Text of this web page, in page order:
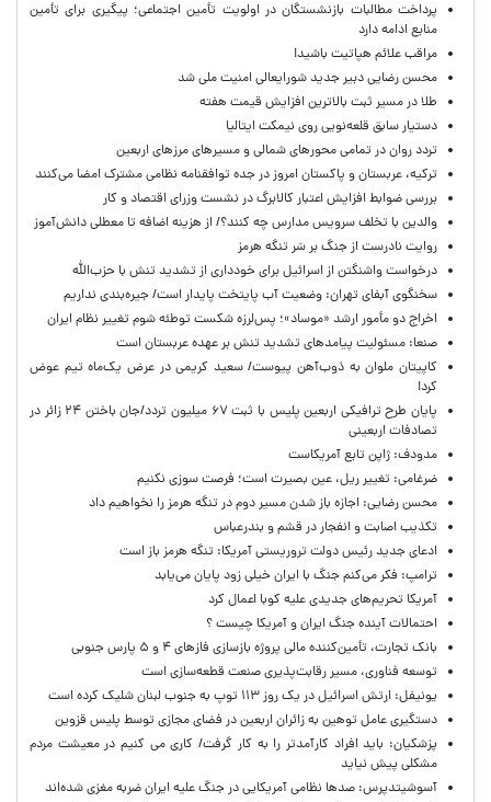
پرداخت مطالبات بازنشستگان در اولویت تأمین اجتماعی؛ پیگیری برای تأمین
منابع ادامه دارد
مراقب علائم هپاتیت باشید!
محسن رضایی دبیر جدید شورایعالی امنیت ملی شد
طلا در مسیر ثبت بالاترین افزایش قیمت هفته
دستیار سابق قلعه‌نویی روی نیمکت ایتالیا
تردد روان در تمامی محورهای شمالی و مسیرهای مرزهای اربعین
ترکیه، عربستان و پاکستان امروز در جده توافقنامه نظامی مشترک امضا می‌کنند
بررسی ضوابط افزایش اعتبار کالابرگ در نشست وزرای اقتصاد و کار
والدین با تخلف سرویس مدارس چه کنند؟/ از هزینه اضافه تا معطلی دانش‌آموز
روایت نادرست از جنگ بر سَر تنگه هرمز
درخواست واشنگتن از اسرائیل برای خودداری از تشدید تنش با حزب‌الله
سخنگوی آبفای تهران: وضعیت آب پایتخت پایدار است/ جیره‌بندی نداریم
اخراج دو مأمور ارشد «موساد»؛ پس‌لرزه شکست توطئه شوم تغییر نظام ایران
صنعا: مسئولیت پیامدهای تشدید تنش بر عهده عربستان است
کاپیتان ملوان به ذوب‌آهن پیوست/ سعید کریمی در عرض یک‌ماه تیم عوض
کرد!
پایان طرح ترافیکی اربعین پلیس با ثبت ۶۷ میلیون تردد/جان باختن ۲۴ زائر در
تصادفات اربعینی
مدودف: ژاپن تابع آمریکاست
ضرغامی: تغییر ریل، عین بصیرت است؛ فرصت سوزی نکنیم
محسن رضایی: اجازه باز شدن مسیر دوم در تنگه هرمز را نخواهیم داد
تکذیب اصابت و انفجار در قشم و بندرعباس
ادعای جدید رئیس دولت تروریستی آمریکا: تنگه هرمز باز است
ترامپ: فکر می‌کنم جنگ با ایران خیلی زود پایان می‌یابد
آمریکا تحریم‌های جدیدی علیه کوبا اعمال کرد
احتمالات آینده جنگ ایران و آمریکا چیست ؟
بانک تجارت، تأمین‌کننده مالی پروژه بازسازی فازهای ۴ و ۵ پارس جنوبی
توسعه فناوری، مسیر رقابت‌پذیری صنعت قطعه‌سازی است
یونیفل: ارتش اسرائیل در یک روز ۱۱۳ توپ به جنوب لبنان شلیک کرده است
دستگیری عامل توهین به زائران اربعین در فضای مجازی توسط پلیس قزوین
پزشکیان: باید افراد کارآمدتر را به کار گرفت/ کاری می کنیم در معیشت مردم
مشکلی پیش نیاید
آسوشیتدپرس: صدها نظامی آمریکایی در جنگ علیه ایران ضربه مغزی شده‌اند